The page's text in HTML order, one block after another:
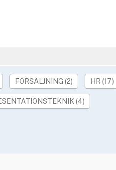
HR-yrket
Ledarskap
Arbetsmiljö
FÖRSÄLJNING (2) HR (17)
(4)